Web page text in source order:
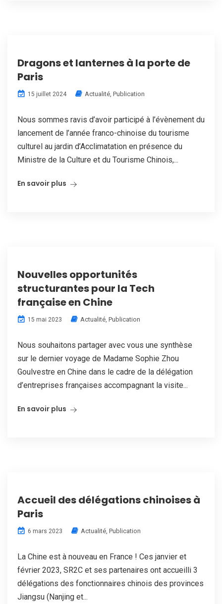
Dragons et lanternes à la porte de
Paris
15 juillet 2024 Actualité, Publication
Nous sommes ravis d’avoir participé à l’évènement du
lancement de l’année franco-chinoise du tourisme
culturel au jardin d’Acclimatation en présence du
Ministre de la Culture et du Tourisme Chinois,...
En savoir plus
Nouvelles opportunités
structurantes pour la Tech
française en Chine
15 mai 2023 Actualité, Publication
Nous souhaitons partager avec vous une synthèse
sur le dernier voyage de Madame Sophie Zhou
Goulvestre en Chine dans le cadre de la délégation
d’entreprises françaises accompagnant la visite...
En savoir plus
Accueil des délégations chinoises à
Paris
6 mars 2023 Actualité, Publication
La Chine est à nouveau en France ! Ces janvier et
février 2023, SR2C et ses partenaires ont accueilli 3
délégations des fonctionnaires chinois des provinces
Jiangsu (Nanjing et...